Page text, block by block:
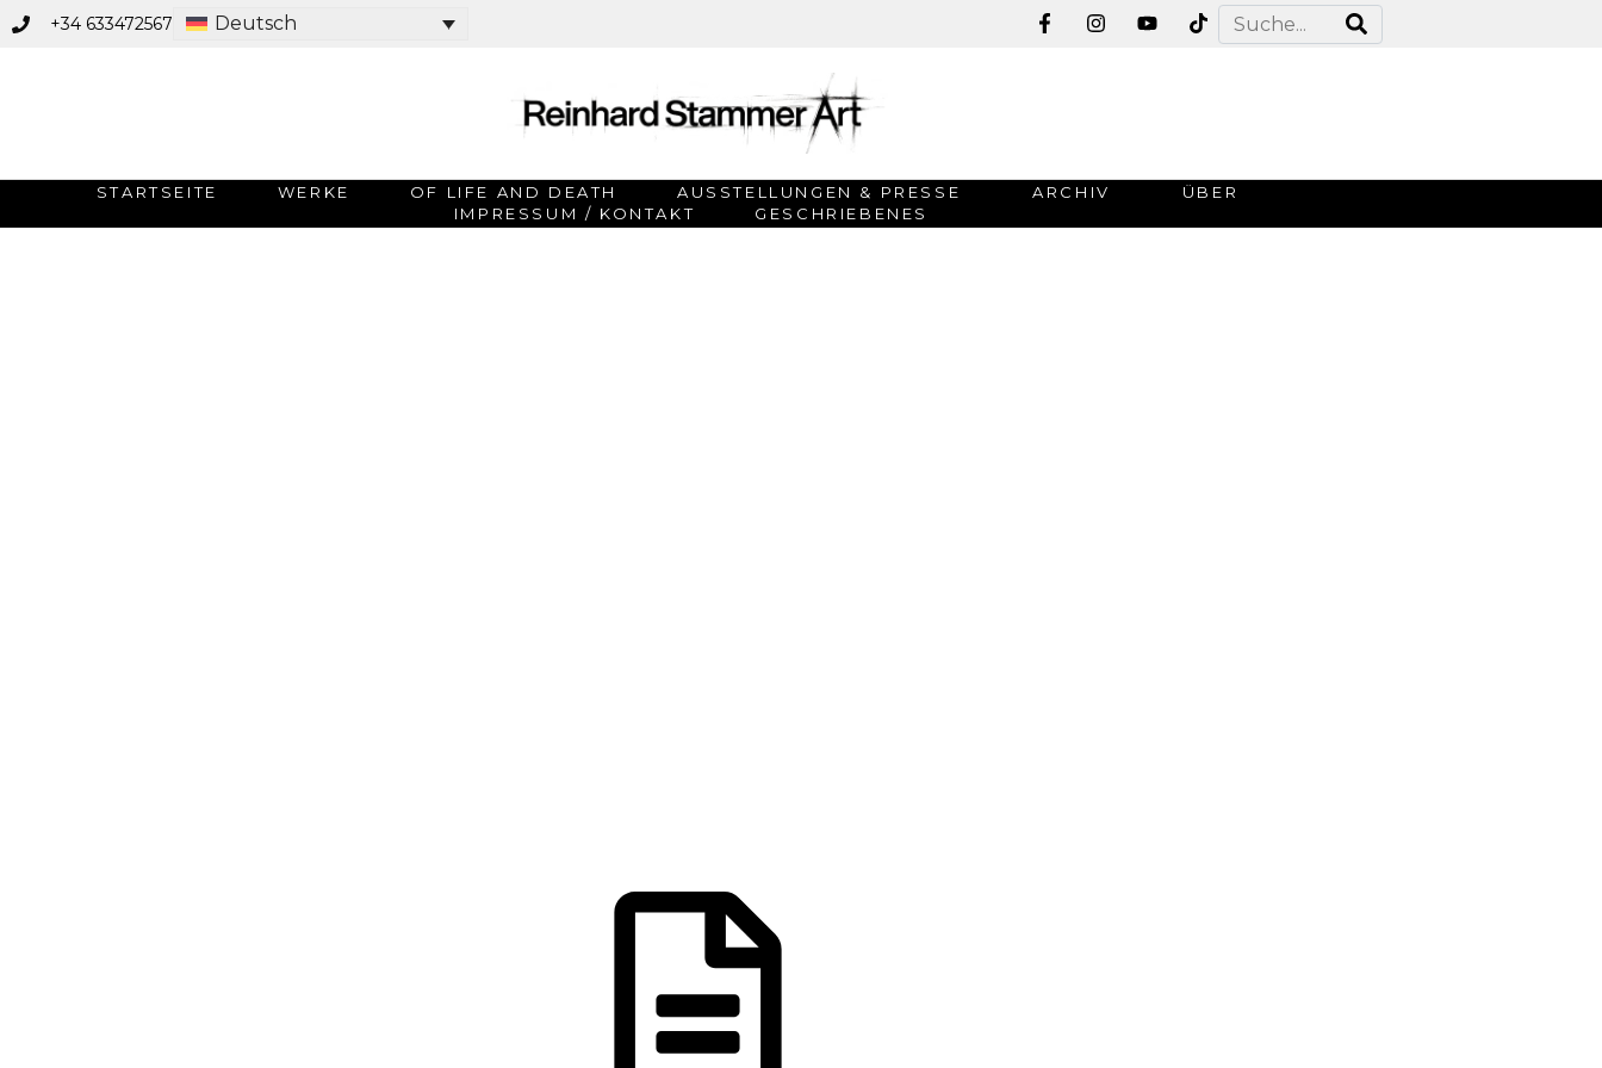
+34 633472567 Deutsch
STARTSEITE WERKE OF LIFE AND DEATH AUSSTELLUNGEN & PRESSE ARCHIV
ÜBER
IMPRESSUM / KONTAKT
GESCHRIEBENES